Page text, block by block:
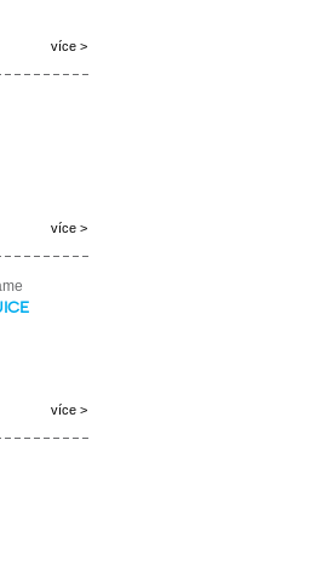
více >
více >
více >